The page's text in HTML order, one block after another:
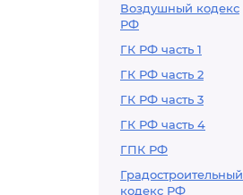
Воздушный кодекс
РФ
ГК РФ часть 1
ГК РФ часть 2
ГК РФ часть 3
ГК РФ часть 4
ГПК РФ
Градостроительный
кодекс РФ